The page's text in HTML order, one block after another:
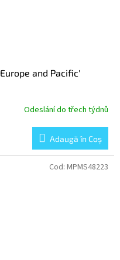
and Pacific'
Odeslání do třech týdnů
Adaugă în Coş
Cod: MPMS48223